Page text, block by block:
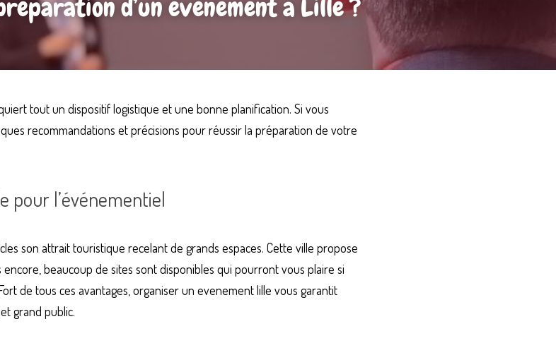
d’un événement à Lille ?
tout un dispositif logistique et une bonne planification. Si vous
recommandations et précisions pour réussir la préparation de votre
pour l’événementiel
son attrait touristique recelant de grands espaces. Cette ville propose
encore, beaucoup de sites sont disponibles qui pourront vous plaire si
de tous ces avantages, organiser un evenement lille vous garantit
grand public.